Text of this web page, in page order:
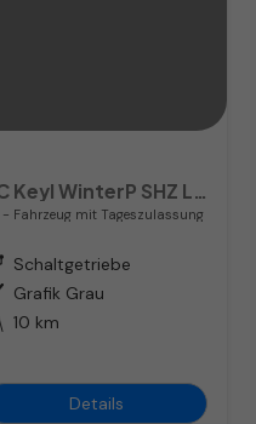
Fahrzeug mit Tageszulassung
Schaltgetriebe
Grafik Grau
10 km
Details